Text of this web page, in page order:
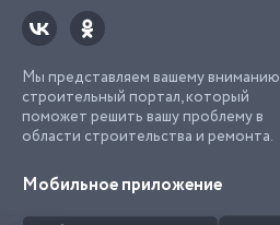
Мы представляем вашему вниманию
строительный портал, который
поможет решить вашу проблему в
области строительства и ремонта.
Мобильное приложение